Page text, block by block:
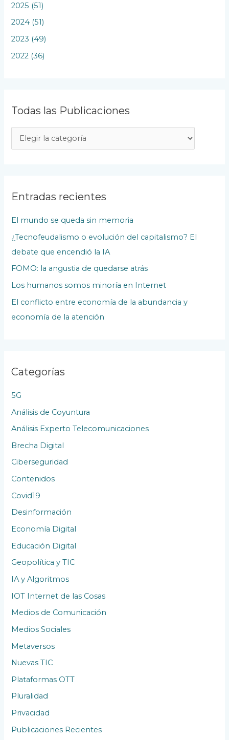
2025 (51)
2024 (51)
2023 (49)
2022 (36)
Todas las Publicaciones
o
s
a
s
P
u
b
l
i
n
e
s
Entradas recientes
El mundo se queda sin memoria
¿Tecnofeudalismo o evolución del capitalismo? El
debate que encendió la IA
FOMO: la angustia de quedarse atrás
Los humanos somos minoría en Internet
El conflicto entre economía de la abundancia y
economía de la atención
Categorías
5G
Análisis de Coyuntura
Análisis Experto Telecomunicaciones
Brecha Digital
Ciberseguridad
Contenidos
Covid19
Desinformación
Economía Digital
Educación Digital
Geopolítica y TIC
IA y Algoritmos
IOT Internet de las Cosas
Medios de Comunicación
Medios Sociales
Metaversos
Nuevas TIC
Plataformas OTT
Pluralidad
Privacidad
Publicaciones Recientes